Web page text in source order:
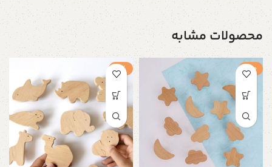
محصولات مشابه
حراج -1%